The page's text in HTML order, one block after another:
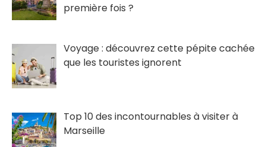
première fois ?
Voyage : découvrez cette pépite cachée
que les touristes ignorent
Top 10 des incontournables à visiter à
Marseille